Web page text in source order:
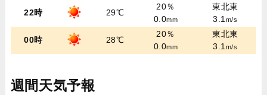
22時 29℃
20％
0.0mm
東北東
3.1m/s
00時 28℃
20％
0.0mm
東北東
3.1m/s
週間天気予報